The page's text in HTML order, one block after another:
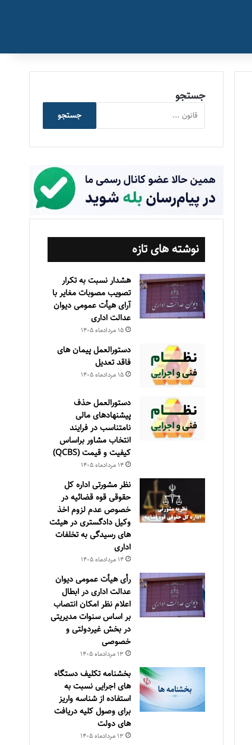
جستجو
جستجو
نوشته های تازه
هشدار نسبت به تکرار
تصویب مصوبات مغایر با
آرای هیأت عمومی دیوان
عدالت اداری
۱۵ مرداد‌ماه ۱۴۰۵
دستورالعمل پیمان های
فاقد تعدیل
۱۵ مرداد‌ماه ۱۴۰۵
دستورالعمل حذف
پيشنهادهای مالی
نامتناسب در فرايند
انتخاب مشاور براساس
كيفيت و قيمت (QCBS)
۱۴ مرداد‌ماه ۱۴۰۵
نظر مشورتی اداره کل
حقوقی قوه قضائیه در
خصوص عدم لزوم اخذ
وکیل دادگستری در هیئت
های رسیدگی به تخلفات
اداری
۱۴ مرداد‌ماه ۱۴۰۵
رأی هیأت عمومی دیوان
عدالت اداری در ابطال
اعلام نظر امکان انتصاب
بر اساس سنوات مدیریتی
در بخش غیردولتی و
خصوصی
۱۳ مرداد‌ماه ۱۴۰۵
بخشنامه تکلیف دستگاه
های اجرایی نسبت به
استفاده از شناسه واریز
برای وصول کلیه دریافت
های دولت
۱۳ مرداد‌ماه ۱۴۰۵